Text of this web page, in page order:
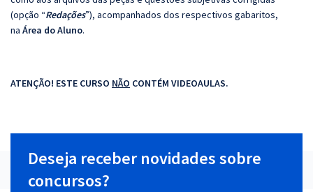
(opção “Redações”), acompanhados dos respectivos gabaritos,
na Área do Aluno.
ATENÇÃO! ESTE CURSO NÃO CONTÉM VIDEOAULAS.
Deseja receber novidades sobre
concursos?